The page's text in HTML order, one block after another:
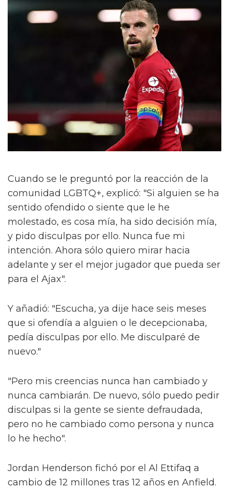
Cuando se le preguntó por la reacción de la
comunidad LGBTQ+, explicó: "Si alguien se ha
sentido ofendido o siente que le he
molestado, es cosa mía, ha sido decisión mía,
y pido disculpas por ello. Nunca fue mi
intención. Ahora sólo quiero mirar hacia
adelante y ser el mejor jugador que pueda ser
para el Ajax".
Y añadió: "Escucha, ya dije hace seis meses
que si ofendía a alguien o le decepcionaba,
pedía disculpas por ello. Me disculparé de
nuevo."
"Pero mis creencias nunca han cambiado y
nunca cambiarán. De nuevo, sólo puedo pedir
disculpas si la gente se siente defraudada,
pero no he cambiado como persona y nunca
lo he hecho".
Jordan Henderson fichó por el Al Ettifaq a
cambio de 12 millones tras 12 años en Anfield.